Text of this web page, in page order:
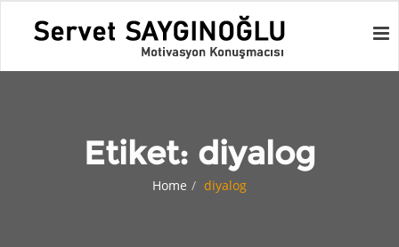
Etiket: diyalog
Home diyalog